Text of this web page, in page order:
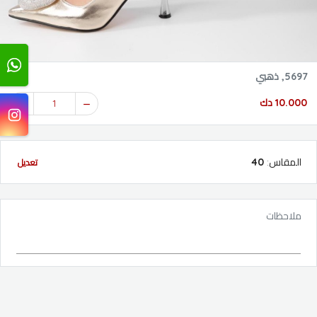
5697, ذهبي
10.000 دك 1
المقاس:
40 تعديل
ملاحظات